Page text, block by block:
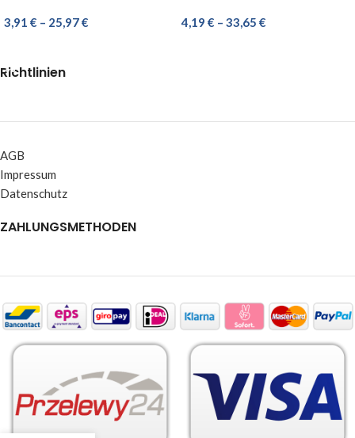
C1 7504 O TORX mit
3,91 € – 25,97€
Schrauben VA 5,6,8, mm
4,19 € – 33,65 €
Richtlinien
AGB
Impressum
Datenschutz
ZAHLUNGSMETHODEN